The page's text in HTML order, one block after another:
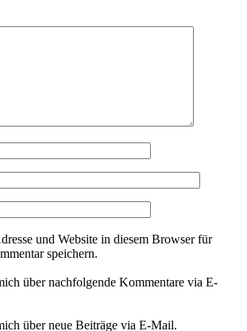
und Website in diesem Browser für
speichern.
über nachfolgende Kommentare via E-
über neue Beiträge via E-Mail.